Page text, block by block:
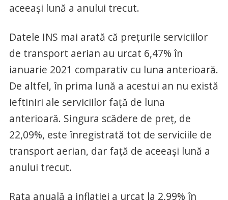
aceeaşi lună a anului trecut.
Datele INS mai arată că preţurile serviciilor
de transport aerian au urcat 6,47% în
ianuarie 2021 comparativ cu luna anterioară.
De altfel, în prima lună a acestui an nu există
ieftiniri ale serviciilor faţă de luna
anterioară. Singura scădere de preţ, de
22,09%, este înregistrată tot de serviciile de
transport aerian, dar faţă de aceeaşi lună a
anului trecut.
Rata anuală a inflaţiei a urcat la 2,99% în